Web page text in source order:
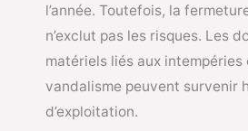
l’année. Toutefois, la
n’exclut pas les risques. Les
matériels liés aux intempéries
vandalisme peuvent survenir
d’exploitation.